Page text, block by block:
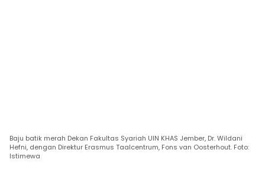
Baju batik merah Dekan Fakultas Syariah UIN KHAS Jember, Dr. Wildani
Hefni, dengan Direktur Erasmus Taalcentrum, Fons van Oosterhout. Foto:
Istimewa